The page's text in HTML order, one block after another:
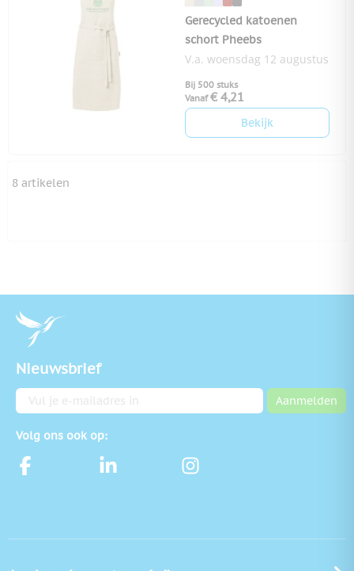
Gerecycled katoenen
schort Pheebs
V.a. woensdag 12 augustus
Bij 500 stuks
Vanaf € 4,21
Bekijk
8 artikelen
Nieuwsbrief
E-mailadres Aanmelden
Volg ons ook op: